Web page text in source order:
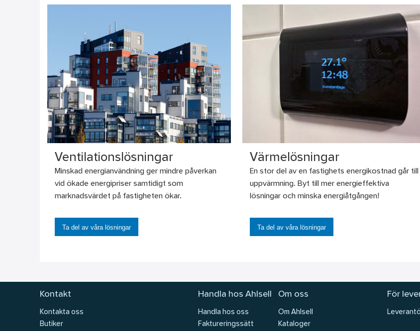
Ventilationslösningar
Minskad energianvändning ger mindre påverkan
vid ökade energipriser samtidigt som
marknadsvärdet på fastigheten ökar.
Ta del av våra lösningar
Värmelösningar
En stor del av en fastighets energikostnad går till
uppvärmning. Byt till mer energieffektiva
lösningar och minska energiåtgången!
Ta del av våra lösningar
Kontakt
Kontakta oss
Butiker
Handla hos Ahlsell
Handla hos oss
Faktureringssätt
Om oss
Om Ahlsell
Kataloger
För